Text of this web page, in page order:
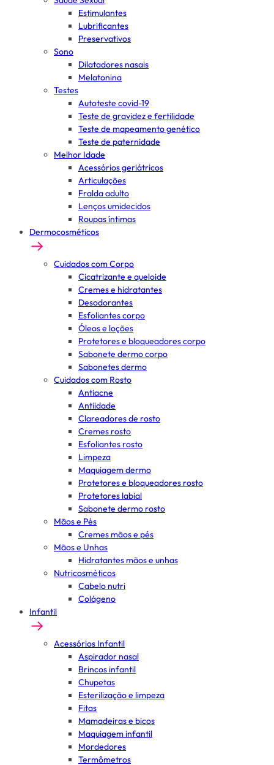
Estimulantes
Lubrificantes
Preservativos
Sono
Dilatadores nasais
Melatonina
Testes
Autoteste covid-19
Teste de gravidez e fertilidade
Teste de mapeamento genético
Teste de paternidade
Melhor Idade
Acessórios geriátricos
Articulações
Fralda adulto
Lenços umidecidos
Roupas íntimas
Dermocosméticos
Cuidados com Corpo
Cicatrizante e queloide
Cremes e hidratantes
Desodorantes
Esfoliantes corpo
Óleos e loções
Protetores e bloqueadores corpo
Sabonete dermo corpo
Sabonetes dermo
Cuidados com Rosto
Antiacne
Antiidade
Clareadores de rosto
Cremes rosto
Esfoliantes rosto
Limpeza
Maquiagem dermo
Protetores e bloqueadores rosto
Protetores labial
Sabonete dermo rosto
Mãos e Pés
Cremes mãos e pés
Mãos e Unhas
Hidratantes mãos e unhas
Nutricosméticos
Cabelo nutri
Colágeno
Infantil
Acessórios Infantil
Aspirador nasal
Brincos infantil
Chupetas
Esterilização e limpeza
Fitas
Mamadeiras e bicos
Maquiagem infantil
Mordedores
Termômetros